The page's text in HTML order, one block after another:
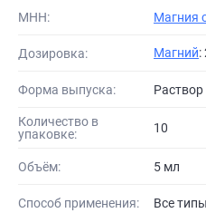
МНН: Магния
Дозировка: Магний:
Форма выпуска: Раствор
Количество в
упаковке:
10
Объём: 5 мл
Способ применения: Все